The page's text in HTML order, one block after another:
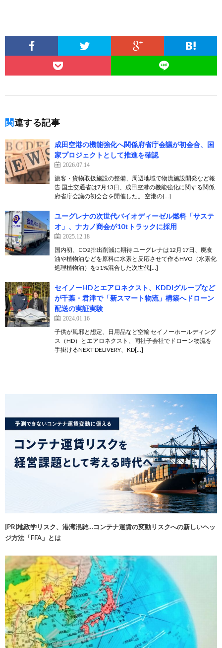
関連する記事
成田空港の機能強化へ関係府省庁会議が初会合、国
家プロジェクトとして推進を確認
2026.07.14
旅客・貨物取扱施設の整備、周辺地域で物流施設開発など報
告 国土交通省は7月13日、成田空港の機能強化に関する関係
府省庁会議の初会合を開催した。 空港の[…]
ユーグレナの次世代バイオディーゼル燃料「サステ
オ」、ナカノ商会が10tトラックに採用
2025.12.18
国内初、CO2排出削減に期待 ユーグレナは12月17日、廃食
油や植物油などを原料に水素と反応させて作るHVO（水素化
処理植物油）を51%混合した次世代[…]
セイノーHDとエアロネクスト、KDDIグループなど
が千葉・君津で「新スマート物流」構築へドローン
配送の実証実験
2024.01.16
子供が風邪と想定、日用品など空輸 セイノーホールディング
ス（HD）とエアロネクスト、同社子会社でドローン物流を
手掛けるNEXT DELIVERY、KD[…]
[PR]地政学リスク、港湾混雑…コンテナ運賃の変動リスクへの新しいヘッ
ジ方法「FFA」とは